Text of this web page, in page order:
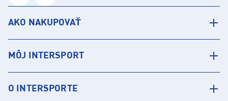
AKO NAKUPOVAŤ
MÔJ INTERSPORT
O INTERSPORTE